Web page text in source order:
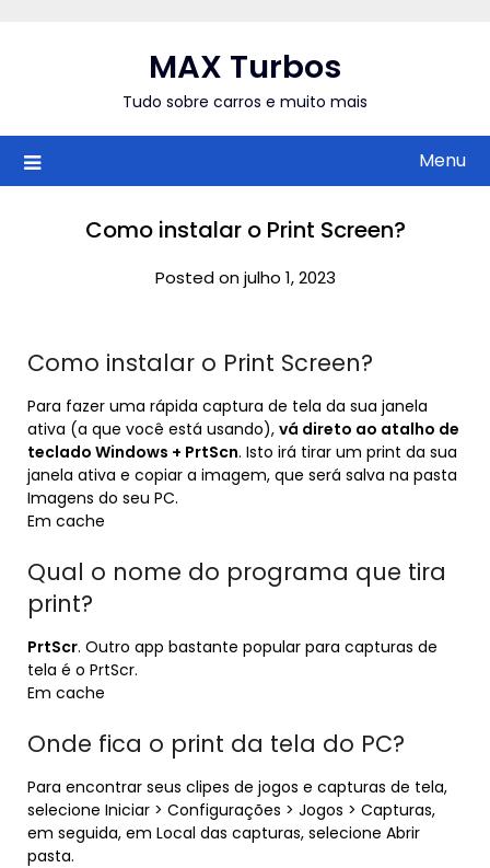
MAX Turbos
Tudo sobre carros e muito mais
Menu
Como instalar o Print Screen?
Posted on julho 1, 2023
Como instalar o Print Screen?
Para fazer uma rápida captura de tela da sua janela
ativa (a que você está usando), vá direto ao atalho de
teclado Windows + PrtScn. Isto irá tirar um print da sua
janela ativa e copiar a imagem, que será salva na pasta
Imagens do seu PC.
Em cache
Qual o nome do programa que tira
print?
PrtScr. Outro app bastante popular para capturas de
tela é o PrtScr.
Em cache
Onde fica o print da tela do PC?
Para encontrar seus clipes de jogos e capturas de tela,
selecione Iniciar > Configurações > Jogos > Capturas,
em seguida, em Local das capturas, selecione Abrir
pasta.